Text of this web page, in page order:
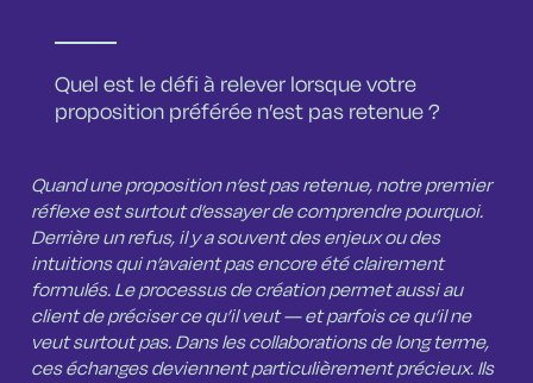
Quel est le défi à relever lorsque votre
proposition préférée n’est pas retenue ?
Quand une proposition n’est pas retenue, notre premier
réflexe est surtout d’essayer de comprendre pourquoi.
Derrière un refus, il y a souvent des enjeux ou des
intuitions qui n’avaient pas encore été clairement
formulés. Le processus de création permet aussi au
client de préciser ce qu’il veut — et parfois ce qu’il ne
veut surtout pas. Dans les collaborations de long terme,
ces échanges deviennent particulièrement précieux. Ils